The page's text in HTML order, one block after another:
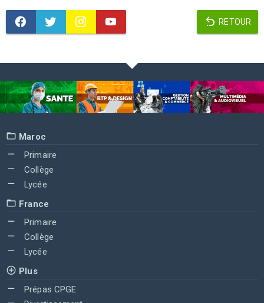
RETOUR
Maroc
Primaire
Collège
Lycée
France
Primaire
Collège
Lycée
Plus
Prépas CPGE